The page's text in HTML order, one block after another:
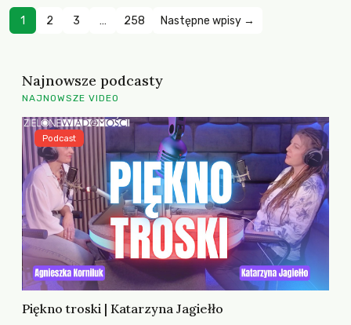
1 2 3 … 258 Następne wpisy →
Najnowsze podcasty
NAJNOWSZE VIDEO
Piękno troski | Katarzyna Jagiełło
Podcast